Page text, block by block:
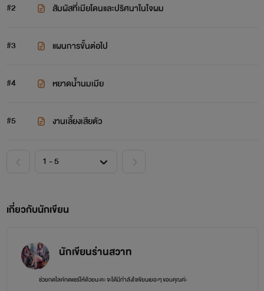
#2 สัมผัสที่เมียโดนและปริศนาในใจผม
#3 แผนการขั้นต่อไป
#4 หยาดน้ำนมเมีย
#5 งานเลี้ยงเสียตัว
เกี่ยวกับนักเขียน
นักเขียนร่านสวาท
ช่วยกดไลค์กดแชร์ให้ด้วยนะคะ จะได้มีกำลังใจเขียนเยอะๆ ขอบคุณค่ะ